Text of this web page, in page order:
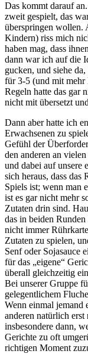
Das kommt darauf
zweit gespielt, das
überspringen wollen.
Kindern) riss mich
haben mag, dass
dann war ich auf die
gucken, und siehe
für 3-5 (und mit mehr
Regeln hatte das gar
nicht mit übersetzt
Dann aber hatte ich
Erwachsenen zu
Gefühl der
den anderen an
und dabei auf unsere
sich heraus, dass das
Spiels ist; wenn man
ist es gar nicht mehr
Zutaten drin sind.
das in beiden
nicht immer
Zutaten zu spielen,
Senf oder Sojasauce
für das „eigene“
überall gleichzeitig
Bei unserer Gruppe
gelegentlichem
Wenn einmal jemand
anderen natürlich
insbesondere dann,
Gerichte zu oft
richtigen Moment